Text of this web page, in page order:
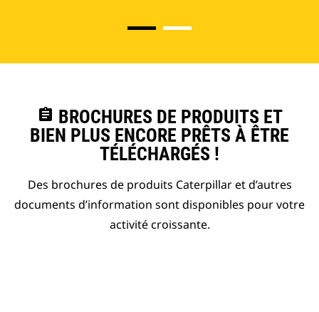
assignment BROCHURES DE PRODUITS ET
BIEN PLUS ENCORE PRÊTS À ÊTRE
TÉLÉCHARGÉS !
Des brochures de produits Caterpillar et d’autres
documents d’information sont disponibles pour votre
activité croissante.